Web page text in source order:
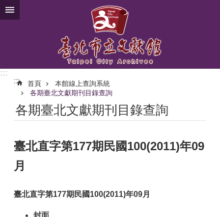
跳到主要內容區塊
:::
:::
首頁
本館線上查詢系統
各期臺北文獻期刊目錄查詢
各期臺北文獻期刊目錄查詢
臺北直字第177期民國100(2011)年09
月
臺北直字第177期民國100(2011)年09月
封面